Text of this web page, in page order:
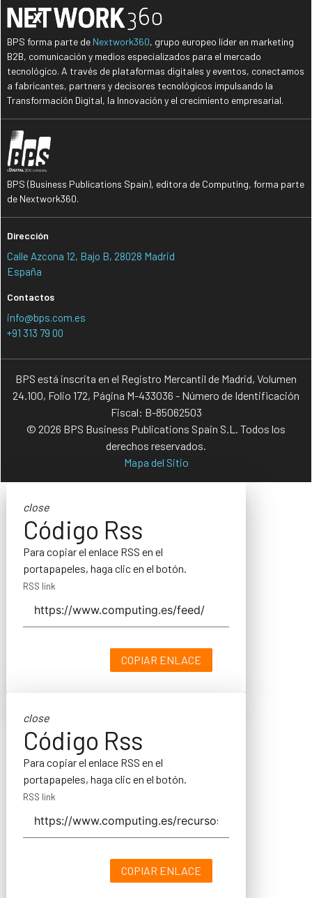
BPS forma parte de Nextwork360, grupo europeo líder en marketing
B2B, comunicación y medios especializados para el mercado
tecnológico. A través de plataformas digitales y eventos, conectamos
a fabricantes, partners y decisores tecnológicos impulsando la
Transformación Digital, la Innovación y el crecimiento empresarial.
BPS (Business Publications Spain), editora de Computing, forma parte
de Nextwork360.
Dirección
Calle Azcona 12, Bajo B, 28028 Madrid
España
Contactos
info@bps.com.es
+91 313 79 00
BPS está inscrita en el Registro Mercantil de Madrid, Volumen
24.100, Folio 172, Página M-433036 - Número de Identificación
Fiscal: B-85062503
© 2026 BPS Business Publications Spain S.L. Todos los
derechos reservados.
Mapa del Sitio
close
Código Rss
Para copiar el enlace RSS en el
portapapeles, haga clic en el botón.
RSS link
COPIAR ENLACE
close
Código Rss
Para copiar el enlace RSS en el
portapapeles, haga clic en el botón.
RSS link
COPIAR ENLACE